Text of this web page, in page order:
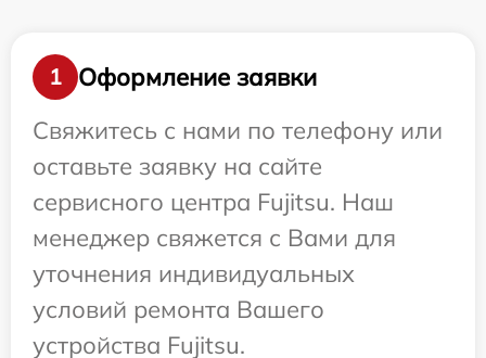
1
Оформление заявки
Свяжитесь с нами по телефону или
оставьте заявку на сайте
сервисного центра Fujitsu. Наш
менеджер свяжется с Вами для
уточнения индивидуальных
условий ремонта Вашего
устройства Fujitsu.